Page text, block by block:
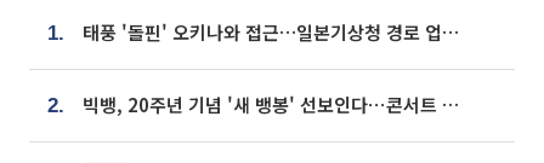
1. 태풍 '돌핀' 오키나와 접근…일본기상청 경로 업데이트
2. 빅뱅, 20주년 기념 '새 뱅봉' 선보인다⋯콘서트 앞두고 팝업 개최